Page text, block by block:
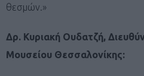
θεσμών.»
Δρ. Κυριακή Ουδατζή,
Μουσείου Θεσσαλονίκης: